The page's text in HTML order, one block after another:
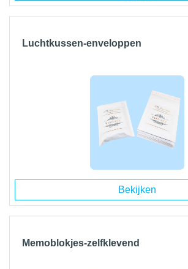
Luchtkussen-enveloppen
Bekijken
Memoblokjes-zelfklevend